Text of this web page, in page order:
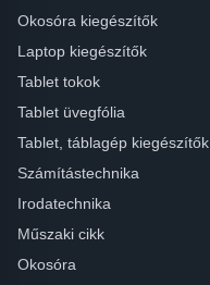
Okosóra kiegészítők
Laptop kiegészítők
Tablet tokok
Tablet üvegfólia
Tablet, táblagép kiegészítők
Számítástechnika
Irodatechnika
Műszaki cikk
Okosóra